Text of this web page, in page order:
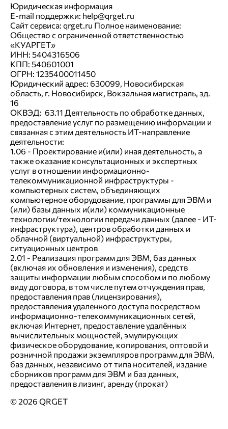
Юридическая информация
E-mail поддержки: help@qrget.ru
Сайт сервиса: qrget.ru Полное наименование:
Общество с ограниченной ответственностью
«КУАРГЕТ»
ИНН: 5404316506
КПП: 540601001
ОГРН: 1235400011450
Юридический адрес: 630099, Новосибирская
область, г. Новосибирск, Вокзальная магистраль, зд.
16
ОКВЭД: 63.11 Деятельность по обработке данных,
предоставление услуг по размещению информации и
связанная с этим деятельность ИТ-направление
деятельности:
1.06 - Проектирование и(или) иная деятельность, а
также оказание консультационных и экспертных
услуг в отношении информационно-
телекоммуникационной инфраструктуры -
компьютерных систем, объединяющих
компьютерное оборудование, программы для ЭВМ и
(или) базы данных и(или) коммуникационные
технологии/технологии передачи данных (далее - ИТ-
инфраструктура), центров обработки данных и
облачной (виртуальной) инфраструктуры,
ситуационных центров
2.01 - Реализация программ для ЭВМ, баз данных
(включая их обновления и изменения), средств
защиты информации любым способом и по любому
виду договора, в том числе путем отчуждения прав,
предоставления прав (лицензирования),
предоставления удаленного доступа посредством
информационно-телекоммуникационных сетей,
включая Интернет, предоставление удалённых
вычислительных мощностей, эмулирующих
физическое оборудование, копирования, оптовой и
розничной продажи экземпляров программ для ЭВМ,
баз данных, независимо от типа носителей, издание
сборников программ для ЭВМ и баз данных,
предоставления в лизинг, аренду (прокат)
© 2026 QRGET